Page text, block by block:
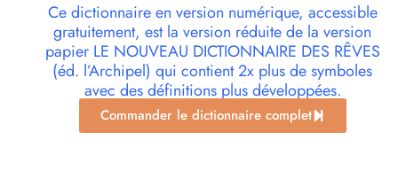
Ce dictionnaire en version numérique, accessible
gratuitement, est la version réduite de la version
papier LE NOUVEAU DICTIONNAIRE DES RÊVES
(éd. l’Archipel) qui contient 2x plus de symboles
avec des définitions plus développées.
Commander le dictionnaire complet